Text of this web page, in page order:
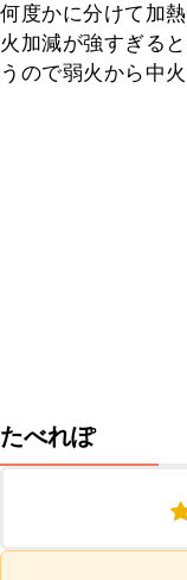
何度かに分けて加
火加減が強すぎる
うので弱火から中
たべれぽ